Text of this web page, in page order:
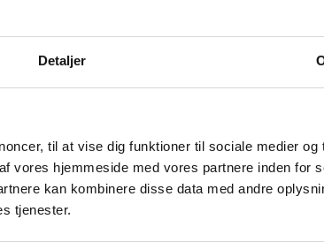
Detaljer
til at vise dig funktioner til sociale medier og
vores hjemmeside med vores partnere inden for
kan kombinere disse data med andre
tjenester.
i Stone Town. Bygningen er også en af de
Bygningen blev bombet af briterne i 1896, men
af Det Indiske Oceans dhow kultur, swahili-
og besmykkede i arabisk stil. Beit al-Ajaib er